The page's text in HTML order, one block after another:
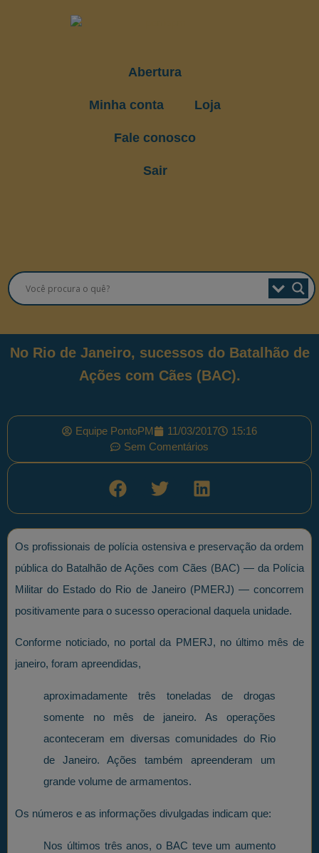
Abertura
Minha conta Loja
Fale conosco
Sair
No Rio de Janeiro, sucessos do Batalhão de
Ações com Cães (BAC).
Equipe PontoPM 11/03/2017
15:16
Sem Comentários
Os profissionais de polícia ostensiva e preservação da ordem
pública do Batalhão de Ações com Cães (BAC) — da Polícia
Militar do Estado do Rio de Janeiro (PMERJ) — concorrem
positivamente para o sucesso operacional daquela unidade.
Conforme noticiado, no portal da PMERJ, no último mês de
janeiro, foram apreendidas,
aproximadamente três toneladas de drogas
somente no mês de janeiro. As operações
aconteceram em diversas comunidades do Rio
de Janeiro. Ações também apreenderam um
grande volume de armamentos.
Os números e as informações divulgadas indicam que:
Nos últimos três anos, o BAC teve um aumento